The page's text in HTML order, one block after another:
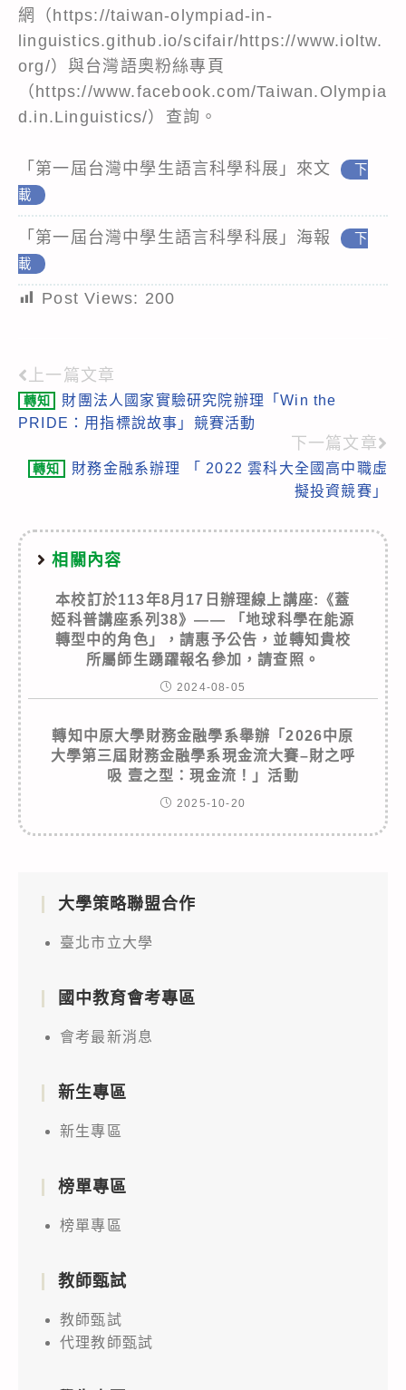
網（https://taiwan-olympiad-in-
linguistics.github.io/scifair/https://www.ioltw.
org/）與台灣語奧粉絲專頁
（https://www.facebook.com/Taiwan.Olympia
d.in.Linguistics/）查詢。
「第一屆台灣中學生語言科學科展」來文
下
載
「第一屆台灣中學生語言科學科展」海報
下
載
Post Views: 200
Read
more
上一篇文章
轉知
財團法人國家實驗研究院辦理「Win the
PRIDE：用指標說故事」競賽活動
下一篇文章
轉知
財務金融系辦理 「 2022 雲科大全國高中職虛
擬投資競賽」
相關內容
本校訂於113年8月17日辦理線上講座:《蓋
婭科普講座系列38》—— 「地球科學在能源
轉型中的角色」，請惠予公告，並轉知貴校
所屬師生踴躍報名參加，請查照。
2024-08-05
轉知中原大學財務金融學系舉辦「2026中原
大學第三屆財務金融學系現金流大賽–財之呼
吸 壹之型：現金流！」活動
2025-10-20
大學策略聯盟合作
臺北市立大學
國中教育會考專區
會考最新消息
新生專區
新生專區
榜單專區
榜單專區
教師甄試
教師甄試
代理教師甄試